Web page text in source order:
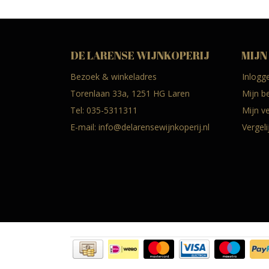
DE LARENSE WIJNKOPERIJ
Bezoek & winkeladres
Torenlaan 33a, 1251 HG Laren
Tel: 035-5311311
E-mail: info@delarensewijnkoperij.nl
MIJN
Mijn
Mijn